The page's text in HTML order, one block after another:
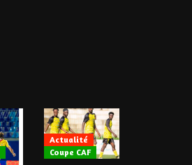
Actualité
Coupe CAF